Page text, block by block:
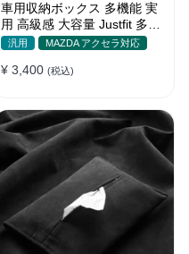
車用収納ボックス 多機能 実
用 高級感 大容量 Justfit 多色
シートポケット ギャップ 隙
汎用 MAZDA アクセラ対応
¥ 3,400 (税込)